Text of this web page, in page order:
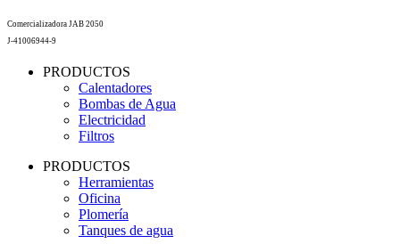
Comercializadora JAB 2050
J-41006944-9
PRODUCTOS
Calentadores
Bombas de Agua
Electricidad
Filtros
PRODUCTOS
Herramientas
Oficina
Plomería
Tanques de agua